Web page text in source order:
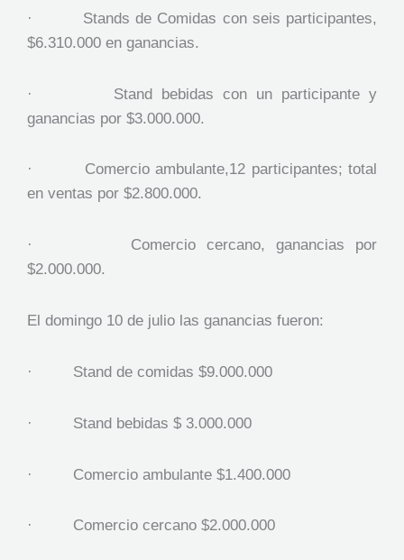
· Stands de Comidas con seis participantes,
$6.310.000 en ganancias.
· Stand bebidas con un participante y
ganancias por $3.000.000.
· Comercio ambulante,12 participantes; total
en ventas por $2.800.000.
· Comercio cercano, ganancias por
$2.000.000.
El domingo 10 de julio las ganancias fueron:
· Stand de comidas $9.000.000
· Stand bebidas $ 3.000.000
· Comercio ambulante $1.400.000
· Comercio cercano $2.000.000